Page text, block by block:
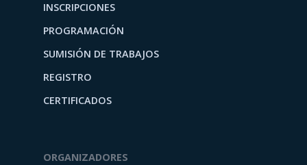
INSCRIPCIONES
PROGRAMACIÓN
SUMISIÓN DE TRABAJOS
REGISTRO
CERTIFICADOS
ORGANIZADORES